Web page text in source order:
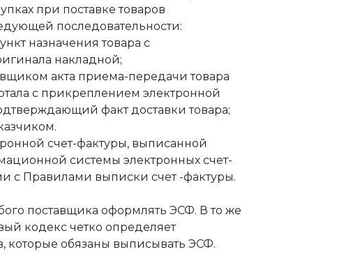
при поставке товаров
последовательности:
назначения товара с
накладной;
акта приема-передачи товара
с прикреплением электронной
факт доставки товара;
счет-фактуры, выписанной
системы электронных счет-
с Правилами выписки счет -фактуры.
поставщика оформлять ЭСФ. В то же
кодекс четко определяет
которые обязаны выписывать ЭСФ.